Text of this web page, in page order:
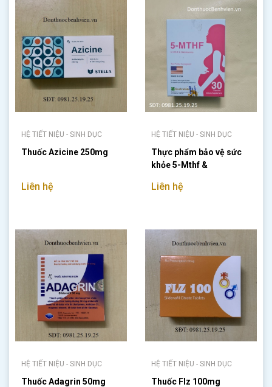
HỆ TIẾT NIỆU - SINH DỤC
Thuốc Azicine 250mg
Liên hệ
HỆ TIẾT NIỆU - SINH DỤC
Thực phẩm bảo vệ sức
khỏe 5-Mthf &
Liên hệ
HỆ TIẾT NIỆU - SINH DỤC
Thuốc Adagrin 50mg
HỆ TIẾT NIỆU - SINH DỤC
Thuốc Flz 100mg